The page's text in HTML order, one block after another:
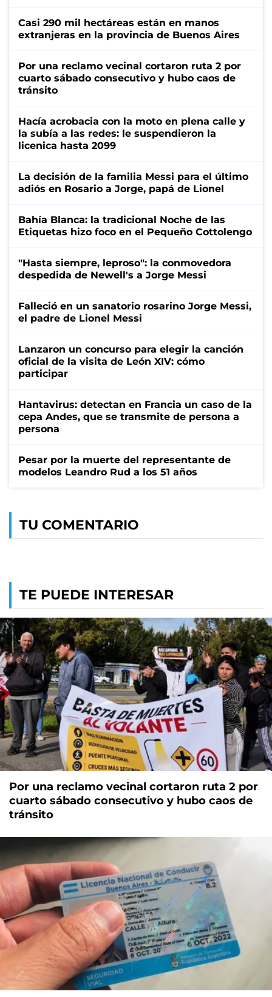
Casi 290 mil hectáreas están en manos
extranjeras en la provincia de Buenos Aires
Por una reclamo vecinal cortaron ruta 2 por
cuarto sábado consecutivo y hubo caos de
tránsito
Hacía acrobacia con la moto en plena calle y
la subía a las redes: le suspendieron la
licenica hasta 2099
La decisión de la familia Messi para el último
adiós en Rosario a Jorge, papá de Lionel
Bahía Blanca: la tradicional Noche de las
Etiquetas hizo foco en el Pequeño Cottolengo
"Hasta siempre, leproso": la conmovedora
despedida de Newell's a Jorge Messi
Falleció en un sanatorio rosarino Jorge Messi,
el padre de Lionel Messi
Lanzaron un concurso para elegir la canción
oficial de la visita de León XIV: cómo
participar
Hantavirus: detectan en Francia un caso de la
cepa Andes, que se transmite de persona a
persona
Pesar por la muerte del representante de
modelos Leandro Rud a los 51 años
TU COMENTARIO
TE PUEDE INTERESAR
Por una reclamo vecinal cortaron ruta 2 por
cuarto sábado consecutivo y hubo caos de
tránsito